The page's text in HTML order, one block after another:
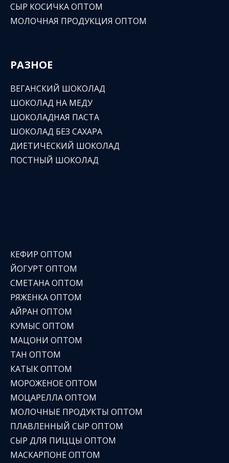
СЫР КОСИЧКА ОПТОМ
МОЛОЧНАЯ ПРОДУКЦИЯ ОПТОМ
РАЗНОЕ
ВЕГАНСКИЙ ШОКОЛАД
ШОКОЛАД НА МЕДУ
ШОКОЛАДНАЯ ПАСТА
ШОКОЛАД БЕЗ САХАРА
ДИЕТИЧЕСКИЙ ШОКОЛАД
ПОСТНЫЙ ШОКОЛАД
КЕФИР ОПТОМ
ЙОГУРТ ОПТОМ
СМЕТАНА ОПТОМ
РЯЖЕНКА ОПТОМ
АЙРАН ОПТОМ
КУМЫС ОПТОМ
МАЦОНИ ОПТОМ
ТАН ОПТОМ
КАТЫК ОПТОМ
МОРОЖЕНОЕ ОПТОМ
МОЦАРЕЛЛА ОПТОМ
МОЛОЧНЫЕ ПРОДУКТЫ ОПТОМ
ПЛАВЛЕННЫЙ СЫР ОПТОМ
СЫР ДЛЯ ПИЦЦЫ ОПТОМ
МАСКАРПОНЕ ОПТОМ